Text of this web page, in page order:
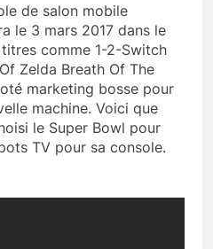
de salon mobile
le 3 mars 2017 dans le
comme 1-2-Switch
Zelda Breath Of The
marketing bosse pour
machine. Voici que
le Super Bowl pour
TV pour sa console.